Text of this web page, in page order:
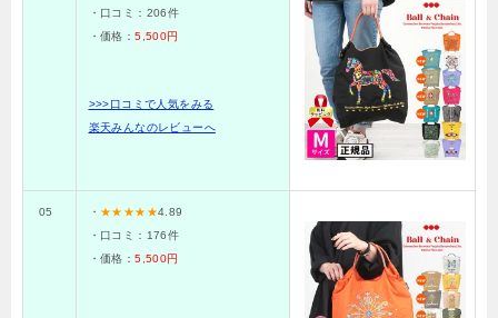
・口コミ： 206件
・価格：5,500円
>>>口コミで人気をみる
楽天みんなのレビューへ
05 ・ ★★★★★4.89
・口コミ： 176件
・価格：5,500円